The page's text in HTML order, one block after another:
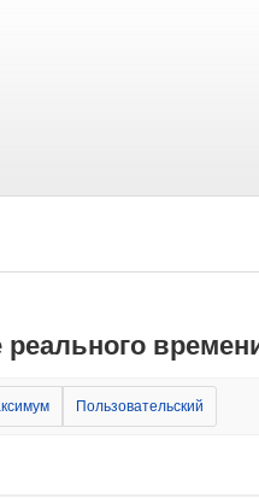
Пользовательский